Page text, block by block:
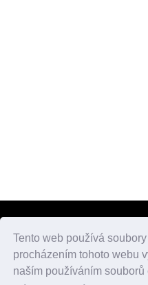
Tento web používá
procházením tohoto webu
naším používáním souborů